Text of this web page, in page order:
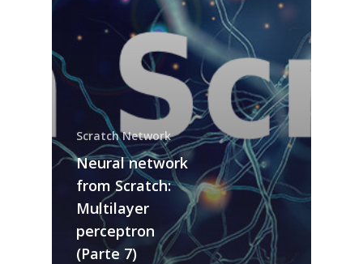
Scratch Network
Neural network
from Scratch:
Multilayer
perceptron
(Parte 7)